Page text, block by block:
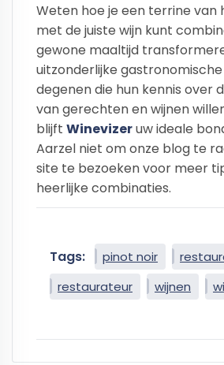
Weten hoe je een terrine
met de juiste wijn kunt
gewone maaltijd
uitzonderlijke
degenen die hun kennis over
van gerechten en wijnen
blijft Winevizeruw ideale
Aarzel niet om onze blog te
site te bezoeken voor meer
heerlijke combinaties.
Tags: pinot noir
restaurateur
wijnen